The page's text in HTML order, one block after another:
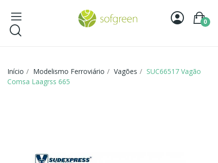
0
Início Modelismo Ferroviário Vagões
SUC66517 Vagão
Comsa Laagrss 665